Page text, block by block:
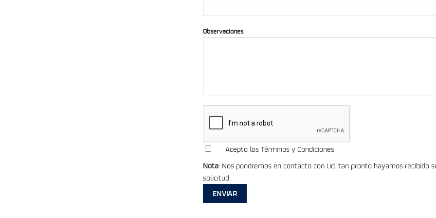
Observaciones
Acepto los Términos y Condiciones
Nota: Nos pondremos en contacto con Ud. tan pronto hayamos recibido
solicitud.